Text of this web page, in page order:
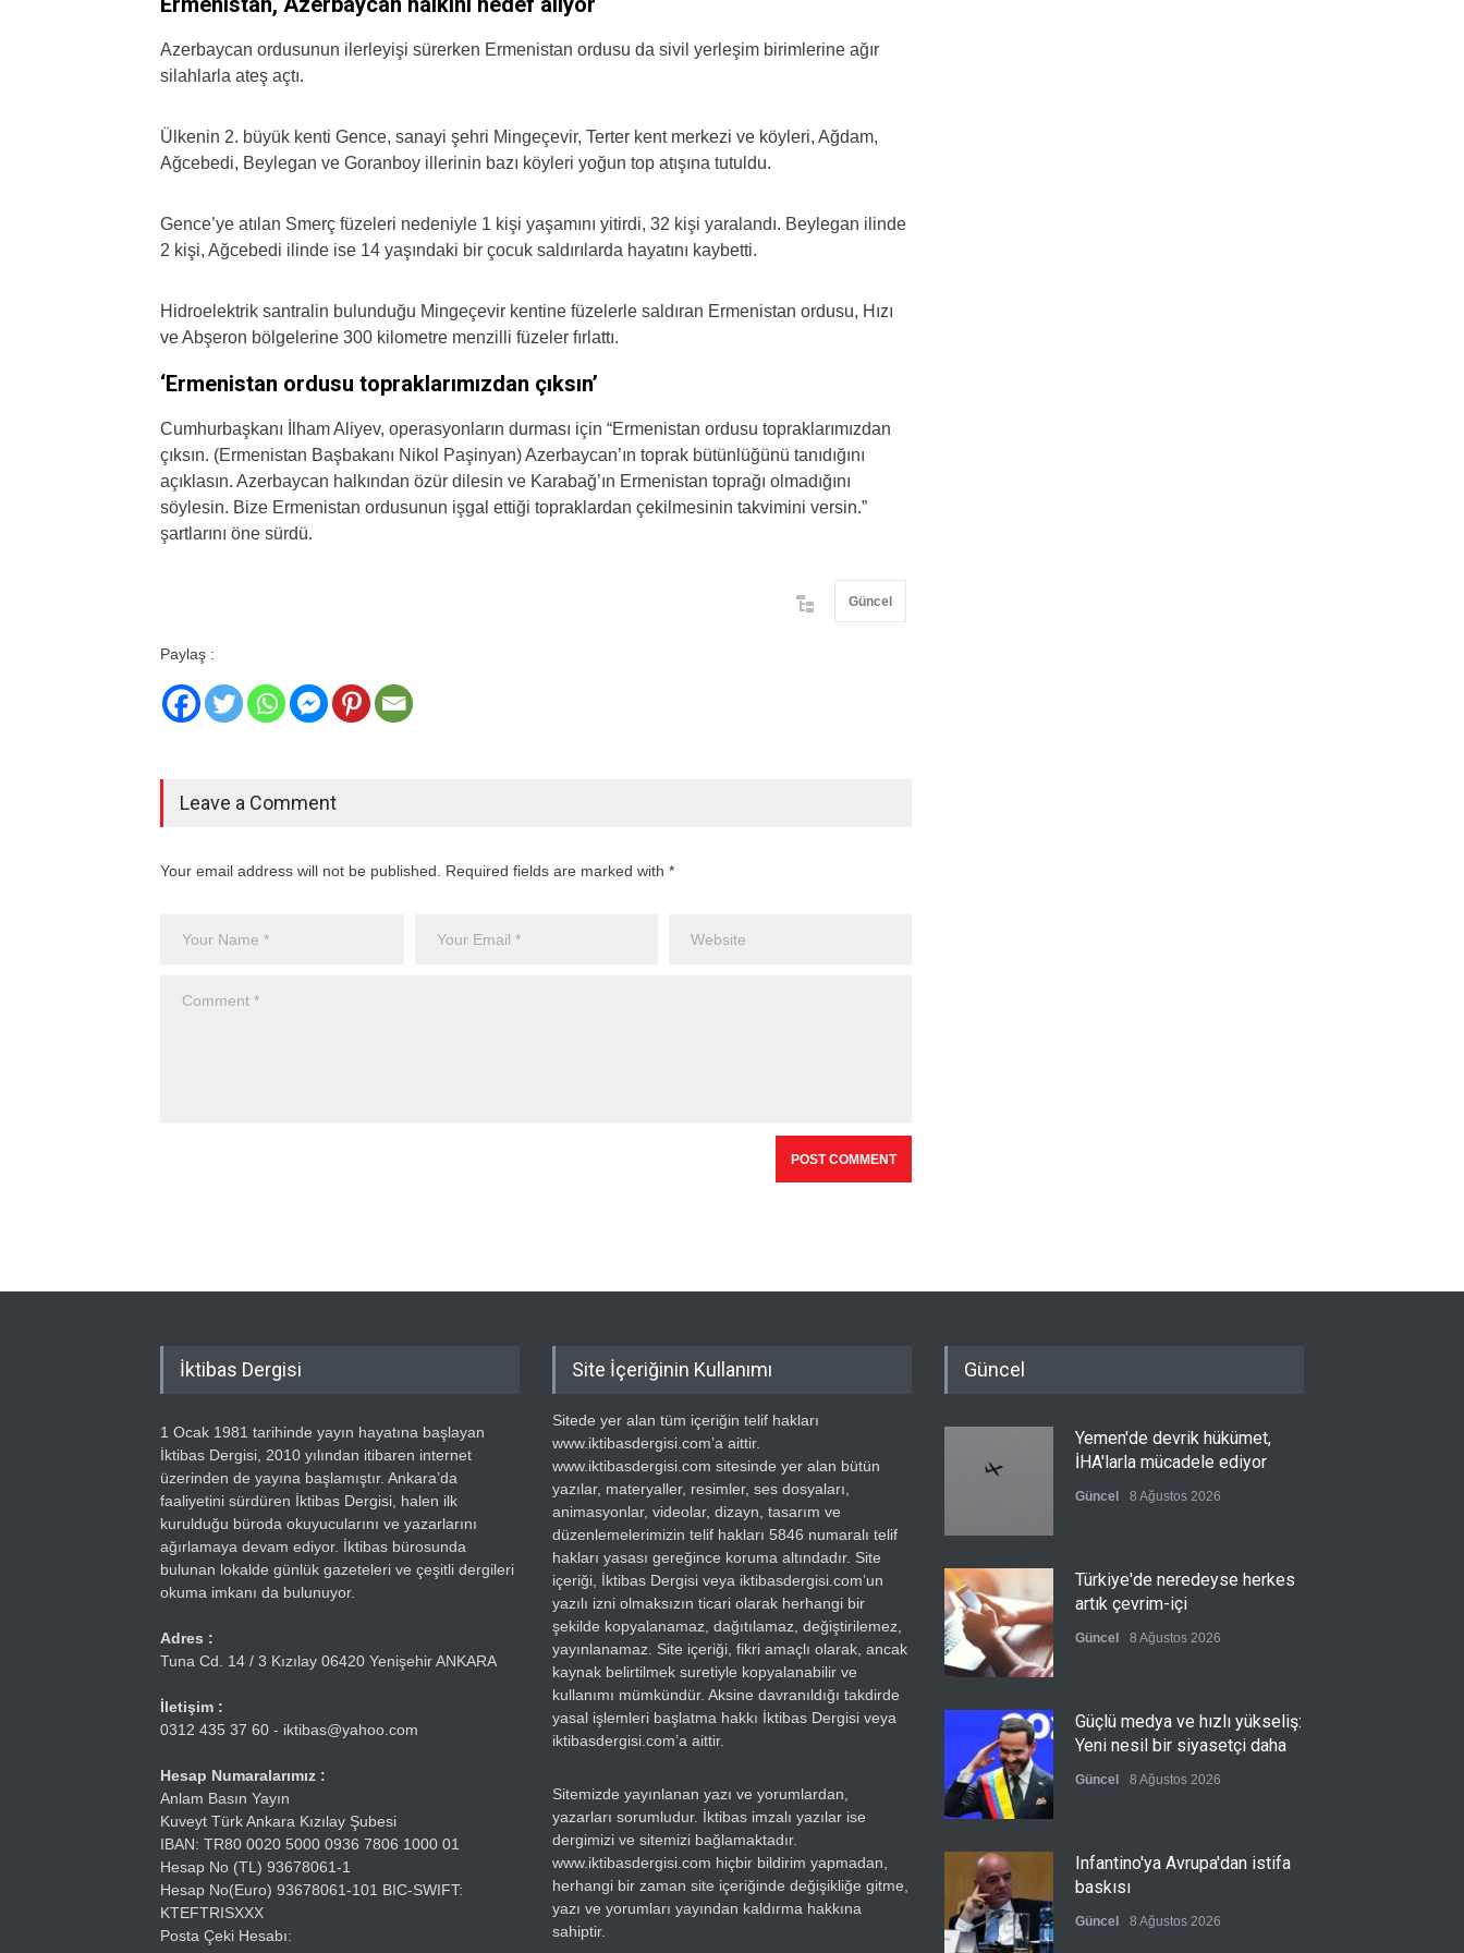
Azerbaycan ordusunun ilerleyişi sürerken Ermenistan ordusu da sivil yerleşim birimlerine ağır
silahlarla ateş açtı.
Ülkenin 2. büyük kenti Gence, sanayi şehri Mingeçevir, Terter kent merkezi ve köyleri, Ağdam,
Ağcebedi, Beylegan ve Goranboy illerinin bazı köyleri yoğun top atışına tutuldu.
Gence’ye atılan Smerç füzeleri nedeniyle 1 kişi yaşamını yitirdi, 32 kişi yaralandı. Beylegan ilinde
2 kişi, Ağcebedi ilinde ise 14 yaşındaki bir çocuk saldırılarda hayatını kaybetti.
Hidroelektrik santralin bulunduğu Mingeçevir kentine füzelerle saldıran Ermenistan ordusu, Hızı
ve Abşeron bölgelerine 300 kilometre menzilli füzeler fırlattı.
‘Ermenistan ordusu topraklarımızdan çıksın’
Cumhurbaşkanı İlham Aliyev, operasyonların durması için “Ermenistan ordusu topraklarımızdan
çıksın. (Ermenistan Başbakanı Nikol Paşinyan) Azerbaycan’ın toprak bütünlüğünü tanıdığını
açıklasın. Azerbaycan halkından özür dilesin ve Karabağ’ın Ermenistan toprağı olmadığını
söylesin. Bize Ermenistan ordusunun işgal ettiği topraklardan çekilmesinin takvimini versin.”
şartlarını öne sürdü.
Güncel
Paylaş :
Leave a Comment
Your email address will not be published. Required fields are marked with *
İktibas Dergisi
1 Ocak 1981 tarihinde yayın hayatına başlayan
İktibas Dergisi, 2010 yılından itibaren internet
üzerinden de yayına başlamıştır. Ankara’da
faaliyetini sürdüren İktibas Dergisi, halen ilk
kurulduğu büroda okuyucularını ve yazarlarını
ağırlamaya devam ediyor. İktibas bürosunda
bulunan lokalde günlük gazeteleri ve çeşitli dergileri
okuma imkanı da bulunuyor.
Adres :
Tuna Cd. 14 / 3 Kızılay 06420 Yenişehir ANKARA
İletişim :
0312 435 37 60 - iktibas@yahoo.com
Hesap Numaralarımız :
Anlam Basın Yayın
Kuveyt Türk Ankara Kızılay Şubesi
IBAN: TR80 0020 5000 0936 7806 1000 01
Hesap No (TL) 93678061-1
Hesap No(Euro) 93678061-101 BIC-SWIFT:
KTEFTRISXXX
Posta Çeki Hesabı:
Site İçeriğinin Kullanımı
Sitede yer alan tüm içeriğin telif hakları
www.iktibasdergisi.com’a aittir.
www.iktibasdergisi.com sitesinde yer alan bütün
yazılar, materyaller, resimler, ses dosyaları,
animasyonlar, videolar, dizayn, tasarım ve
düzenlemelerimizin telif hakları 5846 numaralı telif
hakları yasası gereğince koruma altındadır. Site
içeriği, İktibas Dergisi veya iktibasdergisi.com’un
yazılı izni olmaksızın ticari olarak herhangi bir
şekilde kopyalanamaz, dağıtılamaz, değiştirilemez,
yayınlanamaz. Site içeriği, fikri amaçlı olarak, ancak
kaynak belirtilmek suretiyle kopyalanabilir ve
kullanımı mümkündür. Aksine davranıldığı takdirde
yasal işlemleri başlatma hakkı İktibas Dergisi veya
iktibasdergisi.com’a aittir.
Sitemizde yayınlanan yazı ve yorumlardan,
yazarları sorumludur. İktibas imzalı yazılar ise
dergimizi ve sitemizi bağlamaktadır.
www.iktibasdergisi.com hiçbir bildirim yapmadan,
herhangi bir zaman site içeriğinde değişikliğe gitme,
yazı ve yorumları yayından kaldırma hakkına
sahiptir.
Güncel
Yemen'de devrik hükümet,
İHA'larla mücadele ediyor
Güncel 8 Ağustos 2026
Türkiye'de neredeyse herkes
artık çevrim-içi
Güncel 8 Ağustos 2026
Güçlü medya ve hızlı yükseliş:
Yeni nesil bir siyasetçi daha
Güncel 8 Ağustos 2026
Infantino'ya Avrupa'dan istifa
baskısı
Güncel 8 Ağustos 2026